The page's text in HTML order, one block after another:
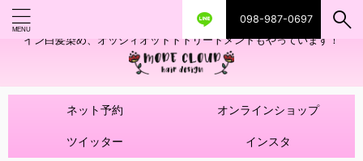
098-987-0697
艶ツヤヘアカラー！髪質改善トリートメントやハイライトを使ったデザ
イン白髪染め、オッジィオットトトリートメントもやっています！
ネット予約 オンラインショップ
ツイッター インスタ